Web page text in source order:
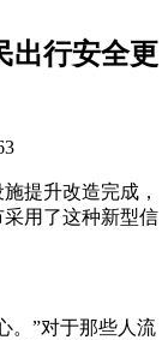
出行安全更
提升改造完成，
用了这种新型信
”对于那些人流